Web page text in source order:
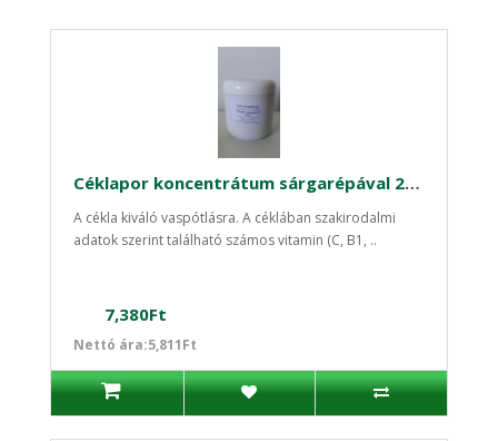
Céklapor koncentrátum sárgarépával 250 g -Instant magyar termék
A cékla kiváló vaspótlásra. A céklában szakirodalmi
adatok szerint található számos vitamin (C, B1, ..
7,380Ft
Nettó ára:5,811Ft